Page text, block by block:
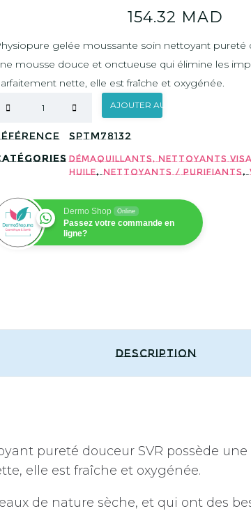
154.32 MAD
gelée moussante soin nettoyant pureté
mousse douce et onctueuse qui élimine les
nette, elle est fraîche et oxygénée.
AJOUTER AU PANIER
SPTM78132
Démaquillants, Nettoyants
Huile,Nettoyants / Purifiants,
Dermo Shop Online
Passez votre commande en
ligne?
Description
pureté douceur SVR possède
elle est fraîche et oxygénée.
de nature sèche, et qui ont des